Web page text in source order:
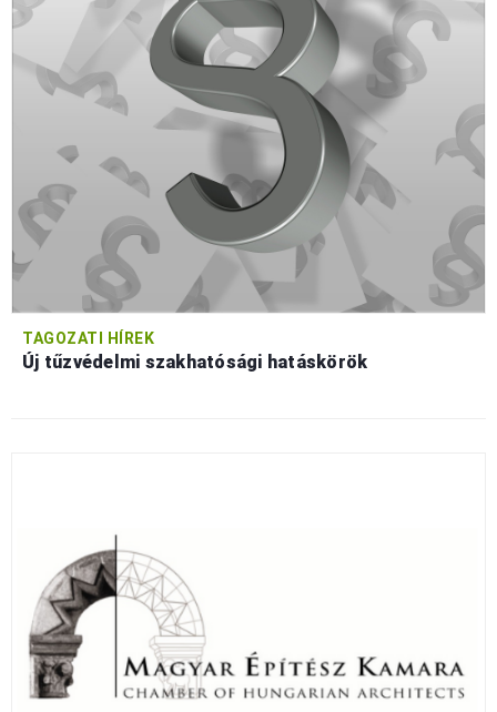
TAGOZATI HÍREK
Új tűzvédelmi szakhatósági hatáskörök